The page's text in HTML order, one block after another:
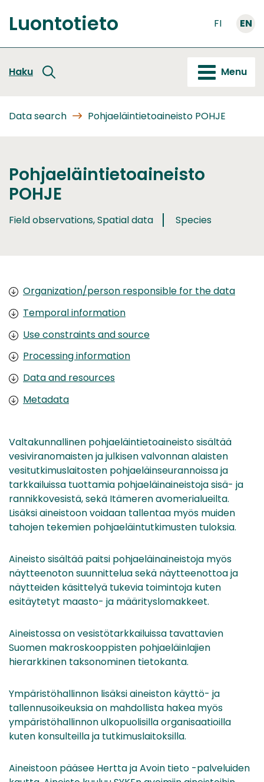
to
content
Front
Luontotieto FI EN
Haku Menu
Data search Pohjaeläintietoaineisto POHJE
Pohjaeläintietoaineisto
POHJE
Field observations, Spatial data Species
Organization/person responsible for the data
Temporal information
Use constraints and source
Processing information
Data and resources
Metadata
Valtakunnallinen pohjaeläintietoaineisto sisältää
vesiviranomaisten ja julkisen valvonnan alaisten
vesitutkimuslaitosten pohjaeläinseurannoissa ja
tarkkailuissa tuottamia pohjaeläinaineistoja sisä- ja
rannikkovesistä, sekä Itämeren avomerialueilta.
Lisäksi aineistoon voidaan tallentaa myös muiden
tahojen tekemien pohjaeläintutkimusten tuloksia.
Aineisto sisältää paitsi pohjaeläinaineistoja myös
näytteenoton suunnittelua sekä näytteenottoa ja
näytteiden käsittelyä tukevia toimintoja kuten
esitäytetyt maasto- ja määrityslomakkeet.
Aineistossa on vesistötarkkailuissa tavattavien
Suomen makroskooppisten pohjaeläinlajien
hierarkkinen taksonominen tietokanta.
Ympäristöhallinnon lisäksi aineiston käyttö- ja
tallennusoikeuksia on mahdollista hakea myös
ympäristöhallinnon ulkopuolisilla organisaatioilla
kuten konsulteilla ja tutkimuslaitoksilla.
Aineistoon pääsee Hertta ja Avoin tieto -palveluiden